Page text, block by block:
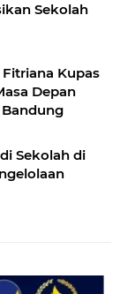
Sekolah
Kupas
Depan
Sekolah di